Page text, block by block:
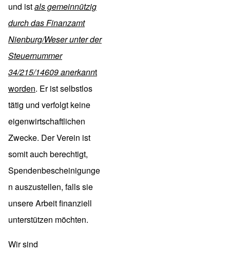
und istals gemeinnützig
durch das Finanzamt
Nienburg/Weser unter der
Steuernummer
34/215/14609 anerkannt
worden. Er ist selbstlos
tätig und verfolgt keine
eigenwirtschaftlichen
Zwecke. Der Verein ist
somit auch berechtigt,
Spendenbescheinigunge
n auszustellen, falls sie
unsere Arbeit finanziell
unterstützen möchten.
Wir sind